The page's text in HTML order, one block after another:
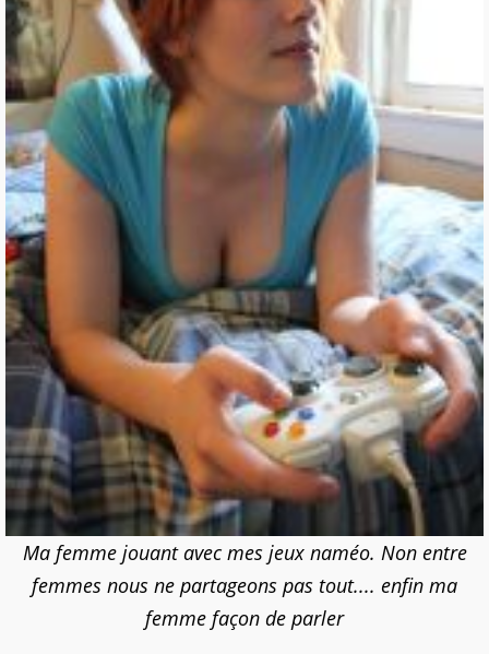
Ma femme jouant avec mes jeux naméo. Non entre
femmes nous ne partageons pas tout.... enfin ma
femme façon de parler